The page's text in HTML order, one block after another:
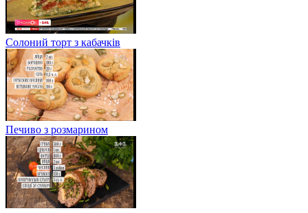
Солоний торт з кабачків
Печиво з розмарином